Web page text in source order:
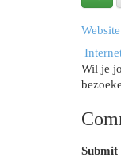
Wil je
Submit